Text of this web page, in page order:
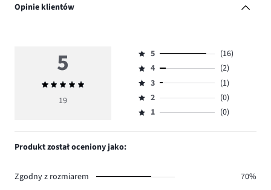
Opinie klientów
5
Średnia
ocena
19
Ocena
5,
ilość
głosów
16.
5
(16)
Ocena
4,
ilość
głosów
4
(2)
Ocena
3,
ilość
3
(1)
Ocena
2,
2
(0)
Ocena
1,
1 (0)
Produkt został oceniony jako:
Zgodny z rozmiarem
70%